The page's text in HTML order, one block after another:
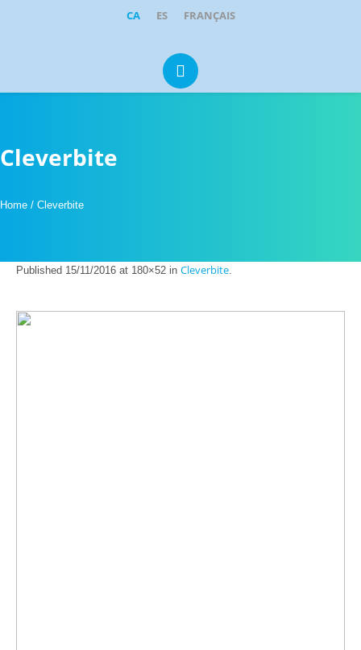
CA ES FRANÇAIS
Portugal 1, Local 1-2·08211
Cleverbite
Home / Cleverbite
Published 15/11/2016 at 180×52 in Cleverbite.